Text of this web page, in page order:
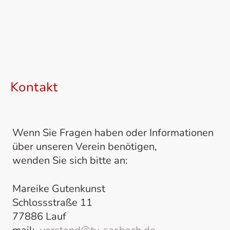
Kontakt
Wenn Sie Fragen haben oder Informationen
über unseren Verein benötigen,
wenden Sie sich bitte an:
Mareike Gutenkunst
Schlossstraße 11
77886 Lauf